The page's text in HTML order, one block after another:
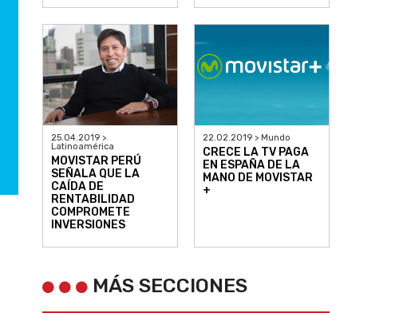
25.04.2019 >
Latinoamérica
MOVISTAR PERÚ
SEÑALA QUE LA
CAÍDA DE
RENTABILIDAD
COMPROMETE
INVERSIONES
22.02.2019 > Mundo
CRECE LA TV PAGA
EN ESPAÑA DE LA
MANO DE MOVISTAR
+
MÁS SECCIONES